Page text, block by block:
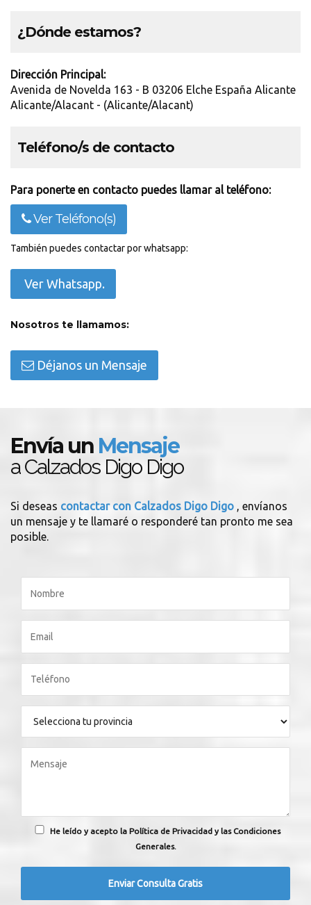
¿Dónde estamos?
Dirección Principal:
Avenida de Novelda 163 - B 03206 Elche España Alicante
Alicante/Alacant - (Alicante/Alacant)
Teléfono/s de contacto
Para ponerte en contacto puedes llamar al teléfono:
Ver Teléfono(s)
También puedes contactar por whatsapp:
Ver Whatsapp.
Nosotros te llamamos:
Déjanos un Mensaje
Envía un Mensaje
a Calzados Digo Digo
Si deseas contactar con Calzados Digo Digo , envíanos
un mensaje y te llamaré o responderé tan pronto me sea
posible.
He leído y acepto la Política de Privacidad y las Condiciones
Generales.